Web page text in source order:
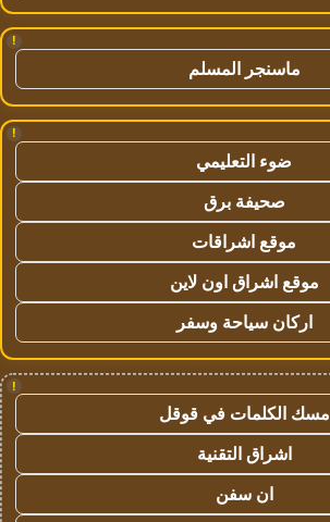
!
ماسنجر المسلم
!
ضوء التعليمي
صحيفة برق
موقع اشراقات
موقع اشراق اون لاين
اركان سياحة وسفر
!
مسك الكلمات في قوقل
اشراق التقنية
ان سفن